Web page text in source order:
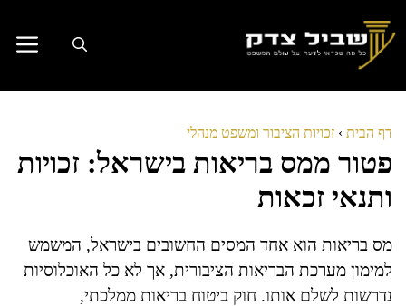
לתוכן
דף הבית › זכויות הציבור ומשפט מנהלי
פטור ממס בריאות בישראל: זכויות
ותנאי זכאות
מס בריאות הוא אחד המסים החשובים בישראל, המשמש
למימון מערכת הבריאות הציבורית, אך לא כל האוכלוסיות
נדרשות לשלם אותו. חוק ביטוח בריאות ממלכתי,